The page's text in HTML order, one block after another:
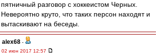
пятничный разговор с хоккеистом Черных.
Невероятно круто, что таких персон находят и
вытаскивают на беседы.
alex68 -
02 июн 2017 12:57